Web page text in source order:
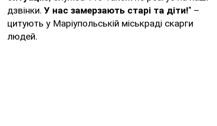
дзвінки. У нас замерзають старі та діти!" –
цитують у Маріупольській міськраді скарги
людей.